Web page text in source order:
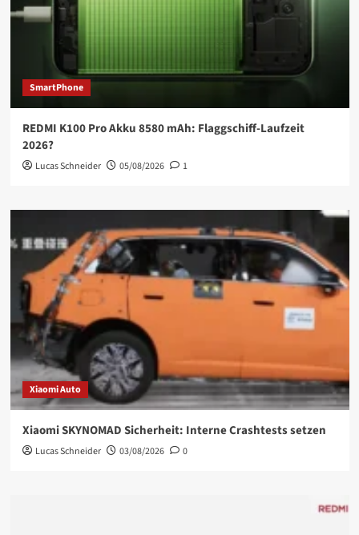
SmartPhone
REDMI K100 Pro Akku 8580 mAh: Flaggschiff-Laufzeit
2026?
Lucas Schneider 05/08/2026 1
Xiaomi Auto
Xiaomi SKYNOMAD Sicherheit: Interne Crashtests setzen
Lucas Schneider 03/08/2026 0